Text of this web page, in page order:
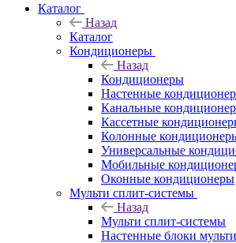
Каталог
Назад
Каталог
Кондиционеры
Назад
Кондиционеры
Настенные
Канальные
Кассетные
Колонные
Универсальные
Мобильные
Оконные кондиционеры
Мульти сплит-системы
Назад
Мульти сплит-системы
Настенные блоки